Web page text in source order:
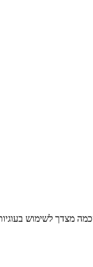
מצדך לשימוש